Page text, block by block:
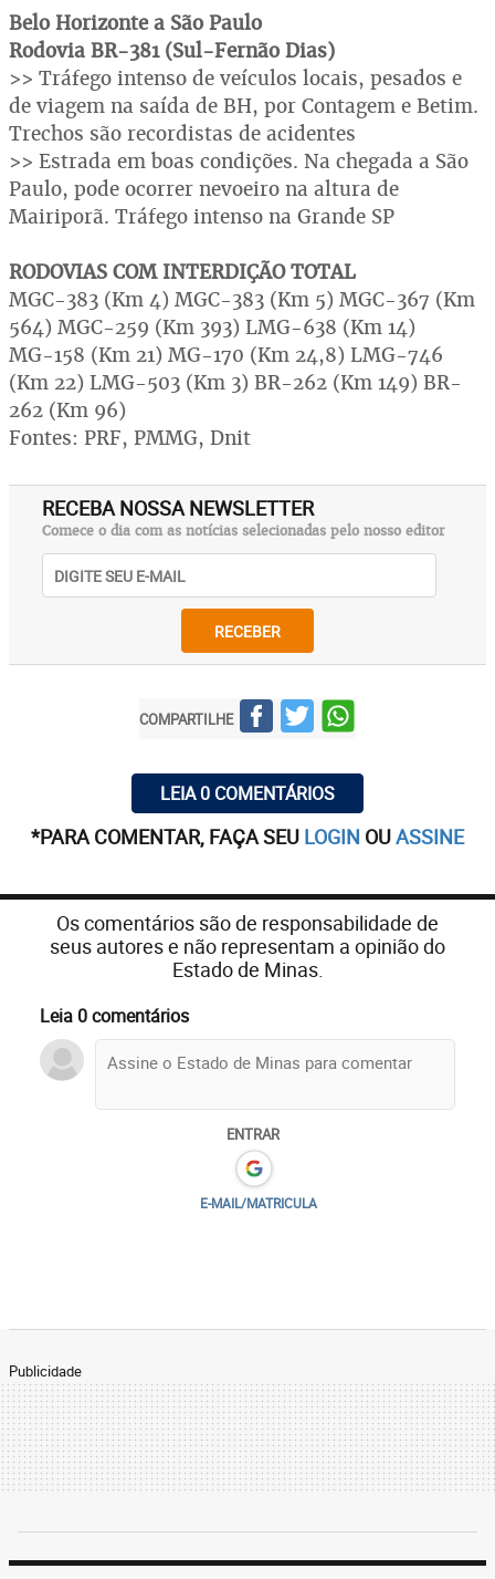
Belo Horizonte a São Paulo
Rodovia BR-381 (Sul-Fernão Dias)
>> Tráfego intenso de veículos locais, pesados e
de viagem na saída de BH, por Contagem e Betim.
Trechos são recordistas de acidentes
>> Estrada em boas condições. Na chegada a São
Paulo, pode ocorrer nevoeiro na altura de
Mairiporã. Tráfego intenso na Grande SP
RODOVIAS COM INTERDIÇÃO TOTAL
MGC-383 (Km 4) MGC-383 (Km 5) MGC-367 (Km
564) MGC-259 (Km 393) LMG-638 (Km 14)
MG-158 (Km 21) MG-170 (Km 24,8) LMG-746
(Km 22) LMG-503 (Km 3) BR-262 (Km 149) BR-
262 (Km 96)
Fontes: PRF, PMMG, Dnit
RECEBA NOSSA NEWSLETTER
Comece o dia com as notícias selecionadas pelo nosso editor
RECEBER
COMPARTILHE
LEIA 0 COMENTÁRIOS
*PARA COMENTAR, FAÇA SEU LOGIN OUASSINE
Os comentários são de responsabilidade de
seus autores e não representam a opinião do
Estado de Minas.
Leia 0 comentários
ENTRAR
E-MAIL/MATRICULA
Publicidade